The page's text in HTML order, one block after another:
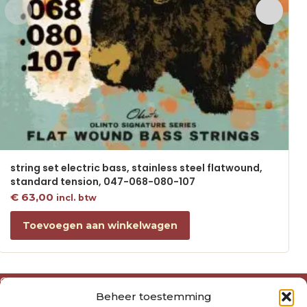
Beheer toestemming
string set electric bass, stainless steel flatwound,
standard tension, 047-068-080-107
€63,00 incl. btw
Toevoegen aan winkelwagen
Over ons
Algemene voorwaarden